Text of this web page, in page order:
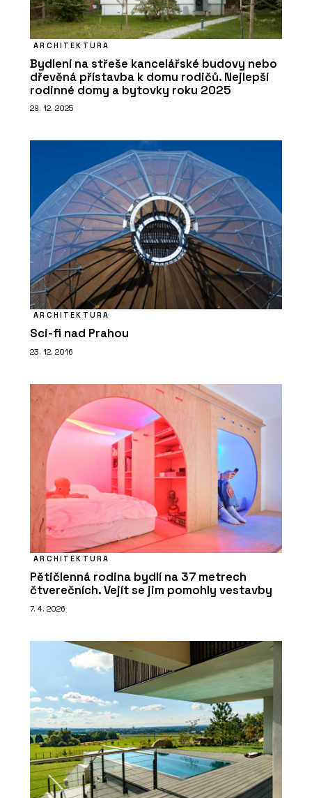
ARCHITEKTURA
Bydlení na střeše kancelářské budovy nebo
dřevěná přístavba k domu rodičů. Nejlepší
rodinné domy a bytovky roku 2025
29. 12. 2025
ARCHITEKTURA
Sci-fi nad Prahou
23. 12. 2016
ARCHITEKTURA
Pětičlenná rodina bydlí na 37 metrech
čtverečních. Vejít se jim pomohly vestavby
7. 4. 2026